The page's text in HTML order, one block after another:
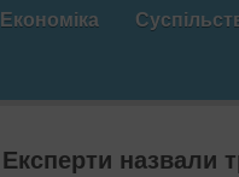
Економіка
Експерти назвали